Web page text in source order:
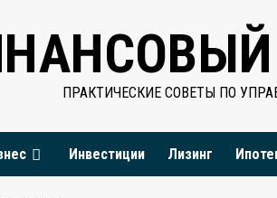
ПРАКТИЧЕСКИЕ СОВЕТЫ ПО
Инвестиции Лизинг